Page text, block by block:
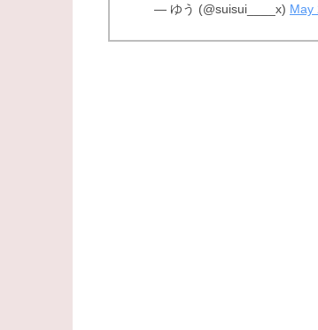
— ゆう (@suisui____x) May